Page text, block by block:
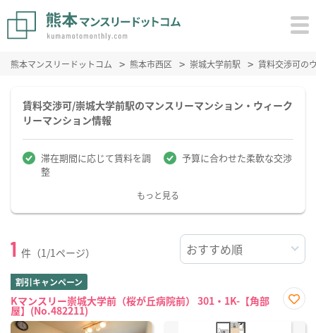
熊本マンスリードットコム 熊本市西区 崇城大学前駅 賃料交渉可の
賃料交渉可/崇城大学前駅のマンスリーマンション・ウィーク
リーマンション情報
滞在期間に応じて賃料を調
整
予算に合わせた柔軟な交渉
もっと見る
1 件（1/1ページ）
割引キャンペーン
Kマンスリー崇城大学前（桜が丘病院前） 301・1K-【角部
屋】(No.482211)
に入